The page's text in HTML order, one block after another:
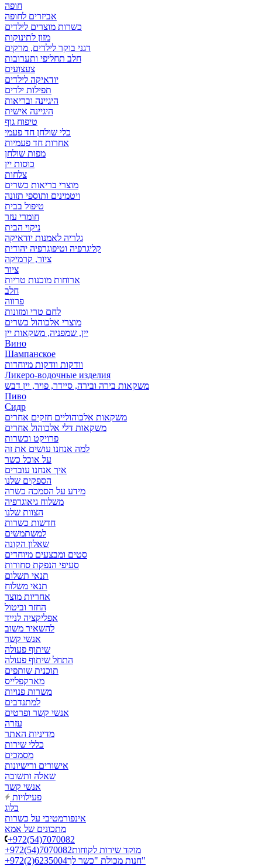
אביזרים לחופה
כשרות מוצרים לילדים
מזון לתינוקות
דגני בוקר לילדים, מרקים
חלב תחליפי ותערובות
צעצועים
יודאיקה לילדים
תפילות ילדים
היגיינה ובריאות
היגיינה אישית
טיפוח גוף
כלי שולחן חד פעמי
אחרות חד פעמיות
מפות שולחן
כוסות יין
צלחות
מוצרי בריאות כשרים
ויטמינים ותוספי תזונה
טיפול בבית
חומרי עזר
ניקוי הבית
גלריה לאמנות יודאיקה
קליגרפיה וטיפוגרפיה יהודית
ציור, קרמיקה
ציור
ארוחות מוכנות טריות
חלב
פרווה
לחם טרי ומזונות
מוצרי אלכוהול כשרים
יין, שמפניה, משקאות יין
Вино
Шампанское
וודקות וודקות מיוחדות
Ликеро-водочные изделия
משקאות בירה ובירה, סיידר, פויר, יין דבש
Пиво
Сидр
משקאות אלכוהוליים חזקים אחרים
משקאות דלי אלכוהול אחרים
פרויקט וכשרות
למה אנחנו עושים את זה
על אוכל כשר
איך אנחנו עובדים
הספקים שלנו
מידע על הסמכה כשרה
משלוח גיאוגרפיה
הצוות שלנו
חדשות כשרות
למשתמשים
שאלון הקונה
סטים ומבצעים מיוחדים
סעיפי הנפקת סחורות
תנאי תשלום
תנאי משלוח
אחריות מוצר
החזר וביטול
אפליקציה לנייד
להשאיר משוב
אנשי קשר
שיתוף פעולה
התחל שיתוף פעולה
תוכנית שותפים
מארקפלייס
משרות פנויות
למתנדבים
אנשי קשר ופרטים
עזרה
מדיניות האתר
כללי שירות
מסמכים
אישורים ורישיונות
שאלה ותשובה
אנשי קשר
פעילויות
בלוג
אינפורמטיבי על כשרות
מתכונים של אמא
+972(54)7070082
+972(54)7070082מוקד שירות לקוחות
+972(2)6235004
חנות מכולת "כשר לך"